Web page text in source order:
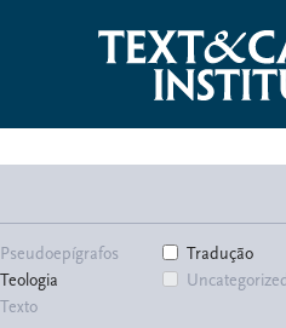
Pseudoepígrafos
Teologia
Texto
Tradução